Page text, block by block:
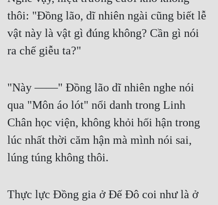
Tiểu Thuyết
Trọng Sinh
Tu Chân
Tu Tiên
Tội Phạm
Vô Địch
Võng Du
thôi: "Đồng lão, dĩ nhiên ngài cũng biết lễ
vật này là vật gì đúng không? Cần gì nói
ra chế giễu ta?"
"Này ——" Đồng lão dĩ nhiên nghe nói
qua "Môn áo lót" nổi danh trong Linh
Chân học viện, không khỏi hối hận trong
lúc nhất thời căm hận mà mình nói sai,
lúng túng không thôi.
Thực lực Đồng gia ở Đế Đô coi như là ở